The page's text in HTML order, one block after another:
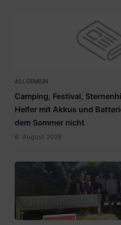
ALLGEMEIN
Camping, Festival,
Helfer mit Akkus und
dem Sommer nicht
6. August 2026
RegionslaborSüdost.jpg